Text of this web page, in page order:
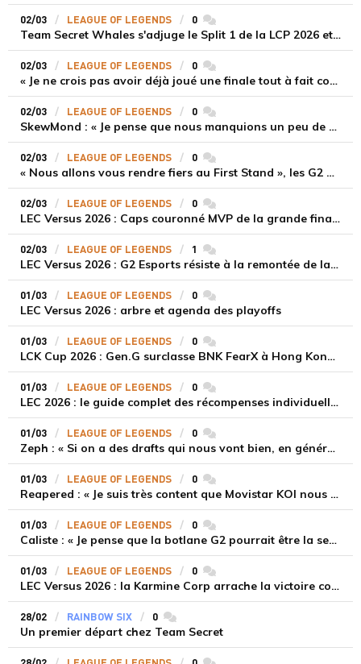
02/03 LEAGUE OF LEGENDS 0 commentaires
Team Secret Whales s'adjuge le Split 1 de la LCP 2026 et se qualifie pour le First Stand
02/03 LEAGUE OF LEGENDS 0 commentaires
« Je ne crois pas avoir déjà joué une finale tout à fait comme celle-ci », Caps après avoir été désigné MVP de la finale du LEC Versus
02/03 LEAGUE OF LEGENDS 0 commentaires
SkewMond : « Je pense que nous manquions un peu de discipline »
02/03 LEAGUE OF LEGENDS 0 commentaires
« Nous allons vous rendre fiers au First Stand », les G2 après leur victoire en finale du LEC Versus face à la Karmine Corp
02/03 LEAGUE OF LEGENDS 0 commentaires
LEC Versus 2026 : Caps couronné MVP de la grande finale face à la Karmine Corp
02/03 LEAGUE OF LEGENDS 1 commentaires
LEC Versus 2026 : G2 Esports résiste à la remontée de la Karmine Corp et s'offre la couronne ainsi que la qualification pour le First Stand
01/03 LEAGUE OF LEGENDS 0 commentaires
LEC Versus 2026 : arbre et agenda des playoffs
01/03 LEAGUE OF LEGENDS 0 commentaires
LCK Cup 2026 : Gen.G surclasse BNK FearX à Hong Kong et s'adjuge le titre
01/03 LEAGUE OF LEGENDS 0 commentaires
LEC 2026 : le guide complet des récompenses individuelles
01/03 LEAGUE OF LEGENDS 0 commentaires
Zeph : « Si on a des drafts qui nous vont bien, en général on gagne »
01/03 LEAGUE OF LEGENDS 0 commentaires
Reapered : « Je suis très content que Movistar KOI nous ait offert une très bonne série »
01/03 LEAGUE OF LEGENDS 0 commentaires
Caliste : « Je pense que la botlane G2 pourrait être la seule capable de nous rivaliser en Europe »
01/03 LEAGUE OF LEGENDS 0 commentaires
LEC Versus 2026 : la Karmine Corp arrache la victoire contre Movistar KOI et rejoint G2 Esports en grande finale des playoffs
28/02 RAINBOW SIX 0 commentaires
Un premier départ chez Team Secret